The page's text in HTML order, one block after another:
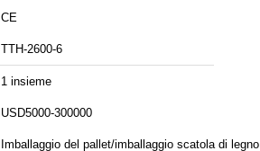
CE
TTH-2600-6
1 insieme
USD5000-300000
Imballaggio del pallet/imballaggio scatola di legno